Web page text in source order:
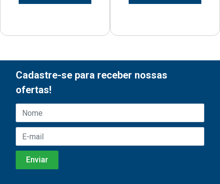
Cadastre-se para receber nossas
ofertas!